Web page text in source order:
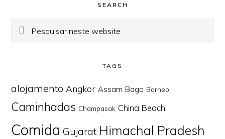
SEARCH
Pesquisar
TAGS
alojamento Angkor Assam Bago Borneo
Caminhadas Champasak China Beach
Comida Gujarat Himachal Pradesh